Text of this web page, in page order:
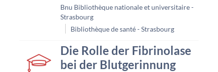
Bnu Bibliothèque nationale et universitaire -
Strasbourg
Bibliothèque de santé - Strasbourg
Die Rolle der Fibrinolase
bei der Blutgerinnung